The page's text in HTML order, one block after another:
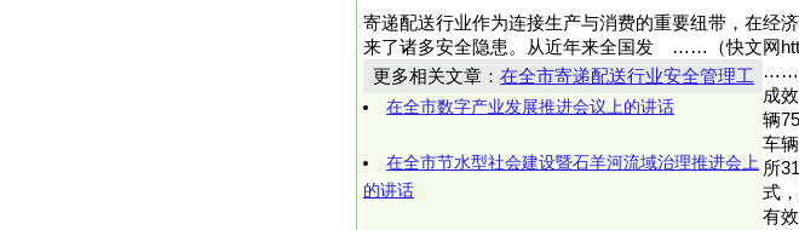
寄递配送行业作为连接生产与消费的重要纽带，在经
来了诸多安全隐患。从近年来全国发 ……（快文网
更多相关文章： 在全市寄递配送行业安全管理工
在全市数字产业发展推进会议上的讲话
在全市节水型社会建设暨石羊河流域治理推进会上
的讲话
成
辆
车
所
式
有